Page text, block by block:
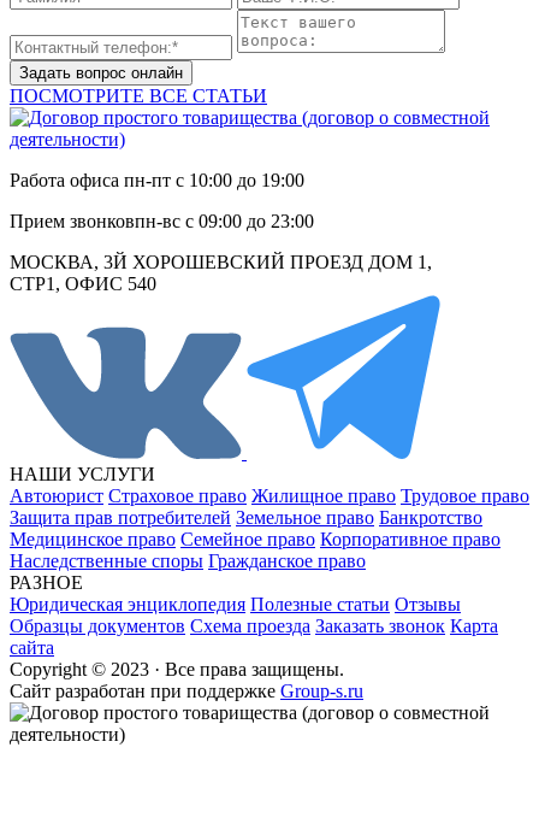
Задать вопрос онлайн
ПОСМОТРИТЕ ВСЕ СТАТЬИ
Работа офиса пн-пт с 10:00 до 19:00
Прием звонковпн-вс с 09:00 до 23:00
МОСКВА, 3Й ХОРОШЕВСКИЙ ПРОЕЗД ДОМ 1,
СТР1, ОФИС 540
НАШИ УСЛУГИ
Автоюрист Страховое право Жилищное право Трудовое право
Защита прав потребителей Земельное право Банкротство
Медицинское право Семейное право Корпоративное право
Наследственные споры Гражданское право
РАЗНОЕ
Юридическая энциклопедия Полезные статьи Отзывы
Образцы документов Схема проезда Заказать звонок Карта
сайта
Copyright © 2023 · Все права защищены.
Cайт разработан при поддержке Group-s.ru